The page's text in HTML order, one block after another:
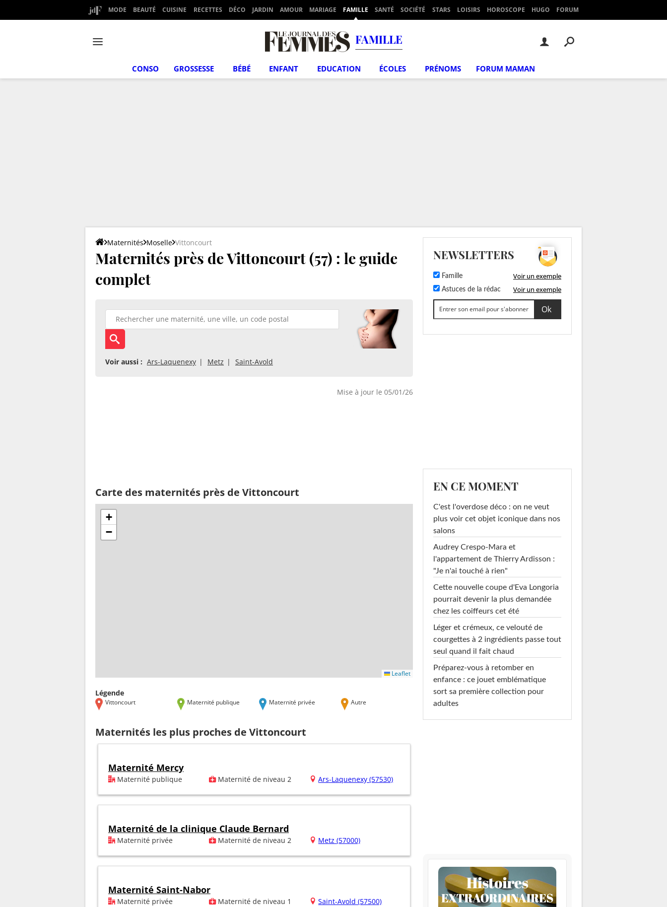
MODE BEAUTÉ CUISINE RECETTES DÉCO JARDIN AMOUR MARIAGE FAMILLE SANTÉ SOCIÉTÉ STARS LOISIRS HOROSCOPE HUGO FORUM
FAMILLE
CONSO GROSSESSE BÉBÉ ENFANT EDUCATION ÉCOLES PRÉNOMS FORUM MAMAN
Maternités Moselle Vittoncourt
Maternités près de Vittoncourt (57) : le guide
complet
Voir aussi : Ars-Laquenexy Metz Saint-Avold
Mise à jour le 05/01/26
Carte des maternités près de Vittoncourt
+
−
Leaflet
Légende
Vittoncourt Maternité publique Maternité privée Autre
Maternités les plus proches de Vittoncourt
Maternité Mercy
Maternité publique Maternité de niveau 2 Ars-Laquenexy (57530)
Maternité de la clinique Claude Bernard
Maternité privée Maternité de niveau 2 Metz (57000)
Maternité Saint-Nabor
Maternité privée Maternité de niveau 1 Saint-Avold (57500)
NEWSLETTERS
Famille Voir un exemple
Astuces de la rédac Voir un exemple
EN CE MOMENT
C'est l'overdose déco : on ne veut
plus voir cet objet iconique dans nos
salons
Audrey Crespo-Mara et
l'appartement de Thierry Ardisson :
"Je n'ai touché à rien"
Cette nouvelle coupe d'Eva Longoria
pourrait devenir la plus demandée
chez les coiffeurs cet été
Léger et crémeux, ce velouté de
courgettes à 2 ingrédients passe tout
seul quand il fait chaud
Préparez-vous à retomber en
enfance : ce jouet emblématique
sort sa première collection pour
adultes